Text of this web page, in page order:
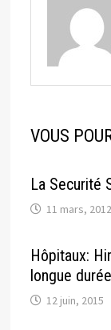
VOUS
La Securité
11 mars, 2012
Hôpitaux:
longue durée
12 juin, 2015